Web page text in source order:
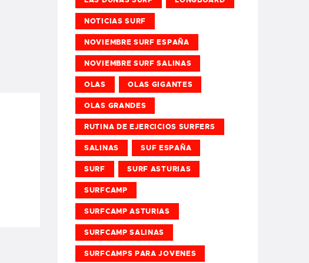
NOTICIAS SURF
NOVIEMBRE SURF ESPAÑA
NOVIEMBRE SURF SALINAS
OLAS OLAS GIGANTES
OLAS GRANDES
RUTINA DE EJERCICIOS SURFERS
SALINAS SUF ESPAÑA
SURF SURF ASTURIAS
SURFCAMP
SURFCAMP ASTURIAS
SURFCAMP SALINAS
SURFCAMPS PARA JOVENES